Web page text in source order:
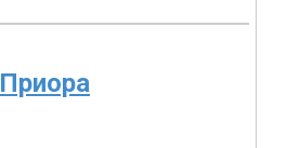
Приора